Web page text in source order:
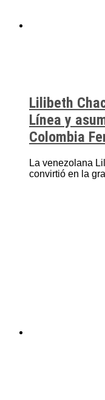
Lilibeth
Línea y
Colombia
La venezolana
convirtió en la